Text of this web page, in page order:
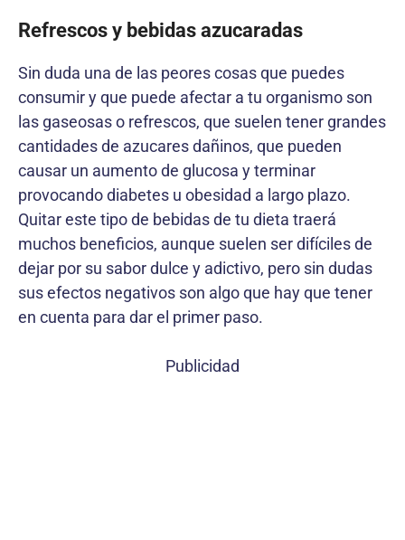
Refrescos y bebidas azucaradas
Sin duda una de las peores cosas que puedes
consumir y que puede afectar a tu organismo son
las gaseosas o refrescos, que suelen tener grandes
cantidades de azucares dañinos, que pueden
causar un aumento de glucosa y terminar
provocando diabetes u obesidad a largo plazo.
Quitar este tipo de bebidas de tu dieta traerá
muchos beneficios, aunque suelen ser difíciles de
dejar por su sabor dulce y adictivo, pero sin dudas
sus efectos negativos son algo que hay que tener
en cuenta para dar el primer paso.
Publicidad